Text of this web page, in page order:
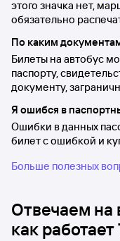
этого значка нет,
обязательно
По каким
Билеты на автобус
паспорту,
документу,
Я ошибся в
Ошибки в данных
билет с ошибкой и
Больше полезных
Отвечаем на
как работает